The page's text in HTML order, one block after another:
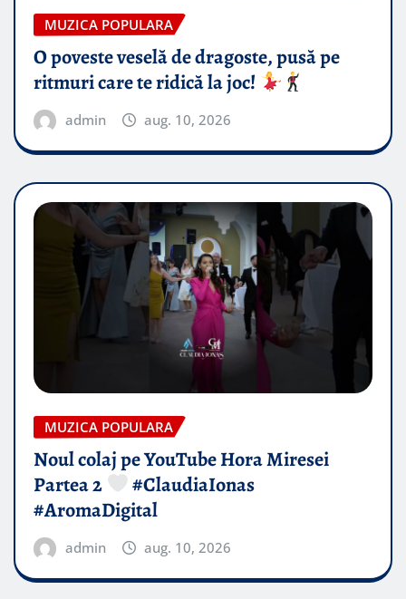
MUZICA POPULARA
O poveste veselă de dragoste, pusă pe
ritmuri care te ridică la joc!
admin aug. 10, 2026
MUZICA POPULARA
Noul colaj pe YouTube Hora Miresei
Partea 2
#ClaudiaIonas
#AromaDigital
admin aug. 10, 2026